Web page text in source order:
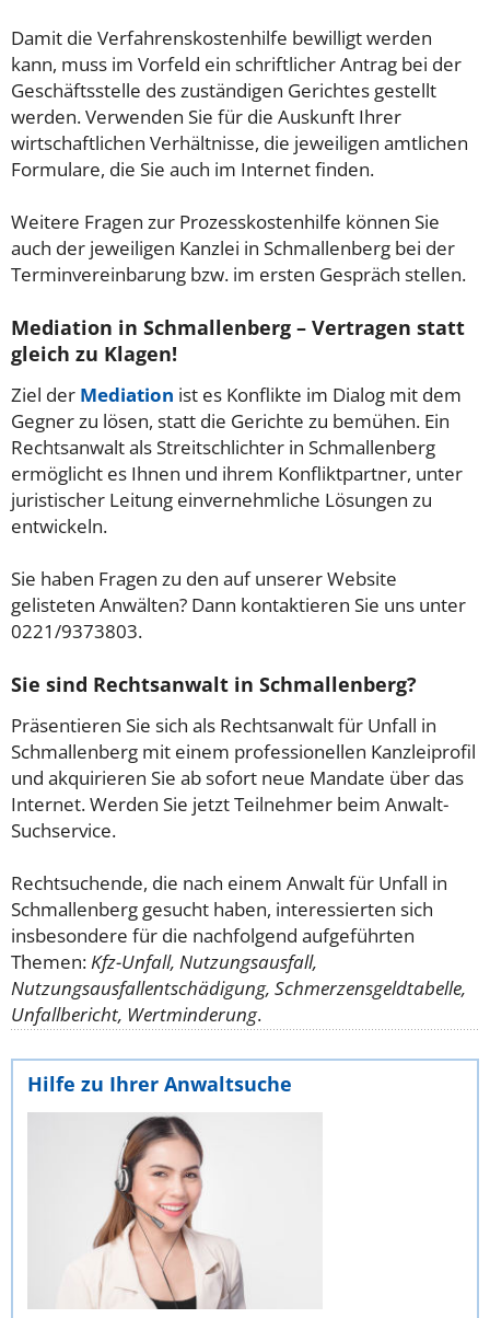
Damit die Verfahrenskostenhilfe bewilligt werden
kann, muss im Vorfeld ein schriftlicher Antrag bei der
Geschäftsstelle des zuständigen Gerichtes gestellt
werden. Verwenden Sie für die Auskunft Ihrer
wirtschaftlichen Verhältnisse, die jeweiligen amtlichen
Formulare, die Sie auch im Internet finden.
Weitere Fragen zur Prozesskostenhilfe können Sie
auch der jeweiligen Kanzlei in Schmallenberg bei der
Terminvereinbarung bzw. im ersten Gespräch stellen.
Mediation in Schmallenberg – Vertragen statt
gleich zu Klagen!
Ziel der Mediation ist es Konflikte im Dialog mit dem
Gegner zu lösen, statt die Gerichte zu bemühen. Ein
Rechtsanwalt als Streitschlichter in Schmallenberg
ermöglicht es Ihnen und ihrem Konfliktpartner, unter
juristischer Leitung einvernehmliche Lösungen zu
entwickeln.
Sie haben Fragen zu den auf unserer Website
gelisteten Anwälten? Dann kontaktieren Sie uns unter
0221/9373803.
Sie sind Rechtsanwalt in Schmallenberg?
Präsentieren Sie sich als Rechtsanwalt für Unfall in
Schmallenberg mit einem professionellen Kanzleiprofil
und akquirieren Sie ab sofort neue Mandate über das
Internet. Werden Sie jetzt Teilnehmer beim Anwalt-
Suchservice.
Rechtsuchende, die nach einem Anwalt für Unfall in
Schmallenberg gesucht haben, interessierten sich
insbesondere für die nachfolgend aufgeführten
Themen:Kfz-Unfall, Nutzungsausfall,
Nutzungsausfallentschädigung, Schmerzensgeldtabelle,
Unfallbericht, Wertminderung.
Hilfe zu Ihrer Anwaltsuche